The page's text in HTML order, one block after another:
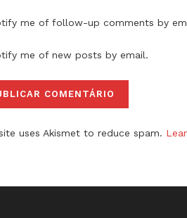
me of follow-up comments by
me of new posts by email.
uses Akismet to reduce spam.